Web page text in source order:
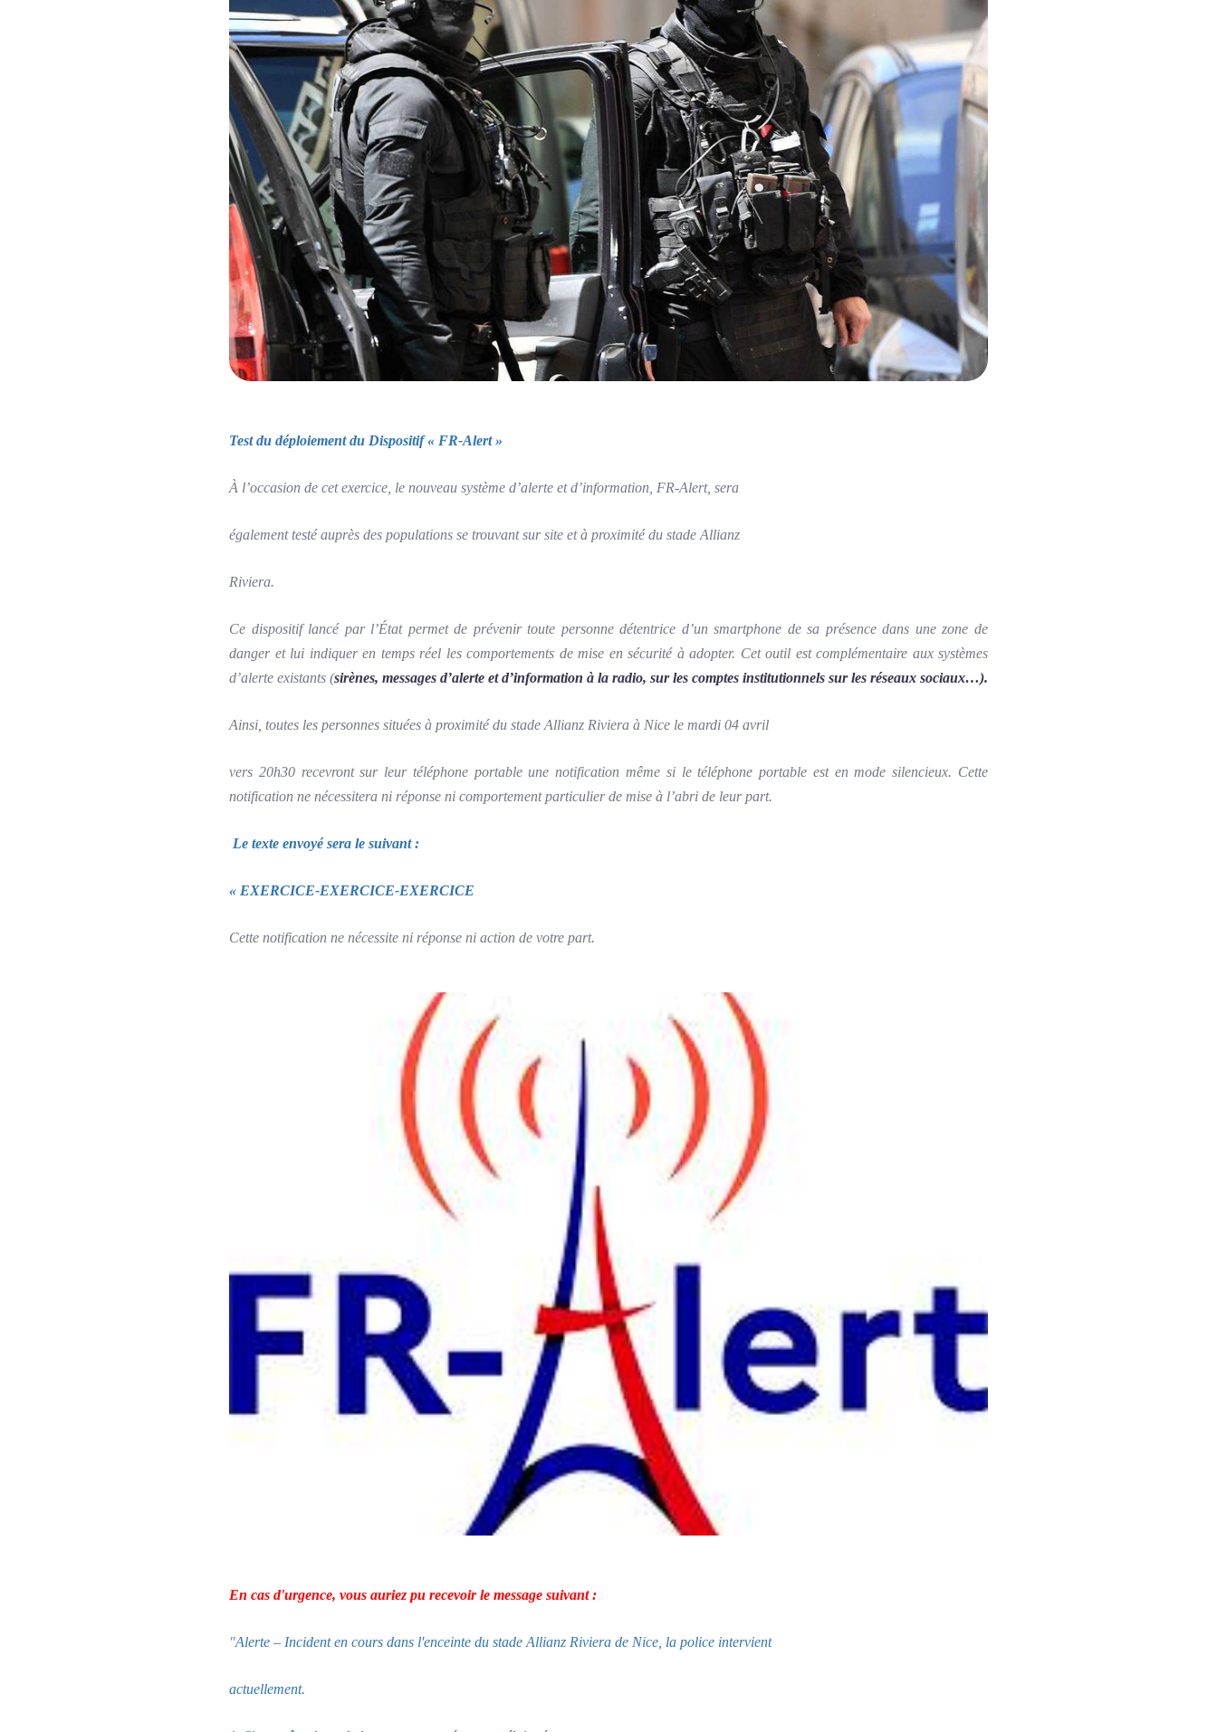
Test du déploiement du Dispositif « FR-Alert »
À l’occasion de cet exercice, le nouveau système d’alerte et d’information, FR-Alert, sera
également testé auprès des populations se trouvant sur site et à proximité du stade Allianz
Riviera.
Ce dispositif lancé par l’État permet de prévenir toute personne détentrice d’un smartphone de sa présence dans une zone de
danger et lui indiquer en temps réel les comportements de mise en sécurité à adopter. Cet outil est complémentaire aux systèmes
d’alerte existants (sirènes, messages d’alerte et d’information à la radio, sur les comptes institutionnels sur les réseaux sociaux…).
Ainsi, toutes les personnes situées à proximité du stade Allianz Riviera à Nice le mardi 04 avril
vers 20h30 recevront sur leur téléphone portable une notification même si le téléphone portable est en mode silencieux. Cette
notification ne nécessitera ni réponse ni comportement particulier de mise à l’abri de leur part.
Le texte envoyé sera le suivant :
« EXERCICE-EXERCICE-EXERCICE
Cette notification ne nécessite ni réponse ni action de votre part.
En cas d'urgence, vous auriez pu recevoir le message suivant :
"Alerte – Incident en cours dans l'enceinte du stade Allianz Riviera de Nice, la police intervient
actuellement.